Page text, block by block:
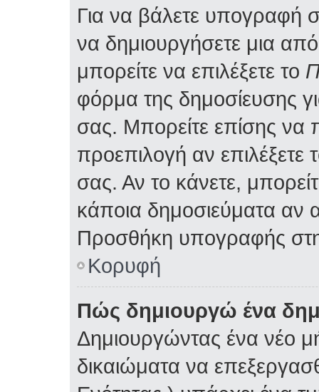
Για να βάλετε υπογραφή
να δημιουργήσετε μια
μπορείτε να επιλέξετε το
φόρμα της δημοσίευσης
σας. Μπορείτε επίσης
προεπιλογή αν
σας. Αν το κάνετε,
κάποια δημοσιεύματα αν
Προσθήκη υπογραφής
Κορυφή
Πώς δημιουργώ ένα
Δημιουργώντας ένα νέο
δικαιώματα να